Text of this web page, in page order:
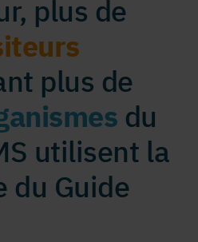
plus de
plus de
du
utilisent la
du Guide